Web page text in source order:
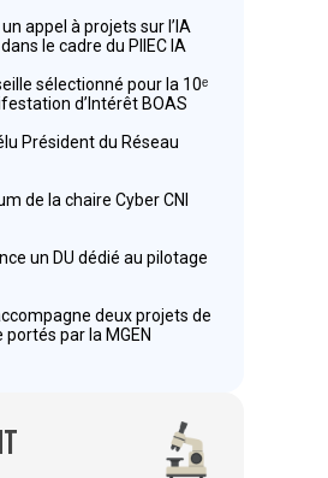
appel à projets sur l’IA
le cadre du PIIEC IA
sélectionné pour la 10ᵉ
d’Intérêt BOAS
Président du Réseau
de la chaire Cyber CNI
un DU dédié au pilotage
deux projets de
par la MGEN